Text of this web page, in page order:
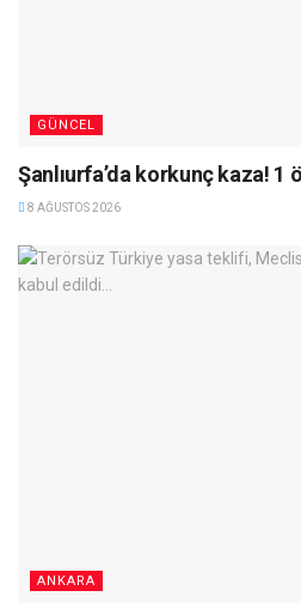
GÜNCEL
Şanlıurfa’da korkunç kaza! 1
8 AĞUSTOS 2026
ANKARA